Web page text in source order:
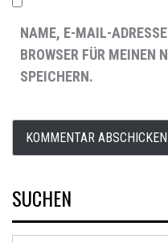
NAME, E-MAIL-
BROWSER FÜR MEINEN
SPEICHERN.
SUCHEN